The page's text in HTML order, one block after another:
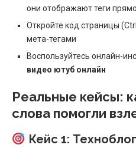
они отображают теги
Откройте код страницы
мета-тегами
Воспользуйтесь онлайн-
видео ютуб онлайн
Реальные кейсы:
слова помогли
Кейс 1: